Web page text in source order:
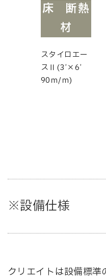
床 断熱
材
スタイロエー
スⅡ(3’×6’
90ｍ/ｍ)
※設備仕様
クリエイトは設備標